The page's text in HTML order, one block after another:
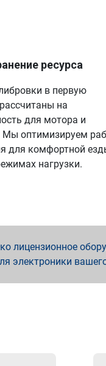
ресурса
в первую
на
для мотора и
Мы оптимизируем
для комфортной
нагрузки.
электроники